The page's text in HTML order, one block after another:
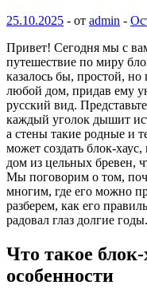
25.10.2025 - от admin -
Привет! Сегодня мы с
путешествие по миру
казалось бы, простой, но
любой дом, придав ему
русский вид.
каждый уголок дышит
а стены такие родные и
может создать блок-
дом из цельных бревен,
Мы поговорим о том,
многим, где его можно
разберем, как его
радовал глаз долгие
Что такое
особенности